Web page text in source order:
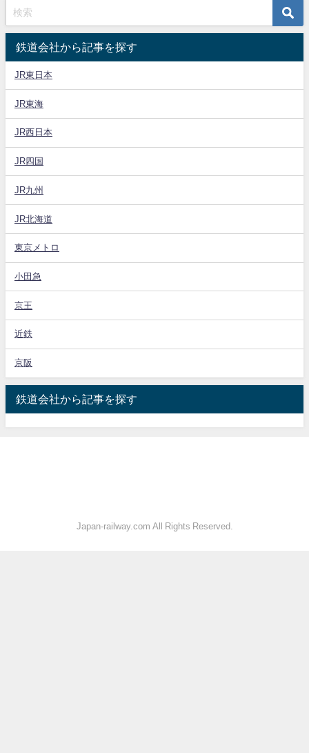
鉄道会社から記事を探す
JR東日本
JR東海
JR西日本
JR四国
JR九州
JR北海道
東京メトロ
小田急
京王
近鉄
京阪
鉄道会社から記事を探す
Japan-railway.com All Rights Reserved.